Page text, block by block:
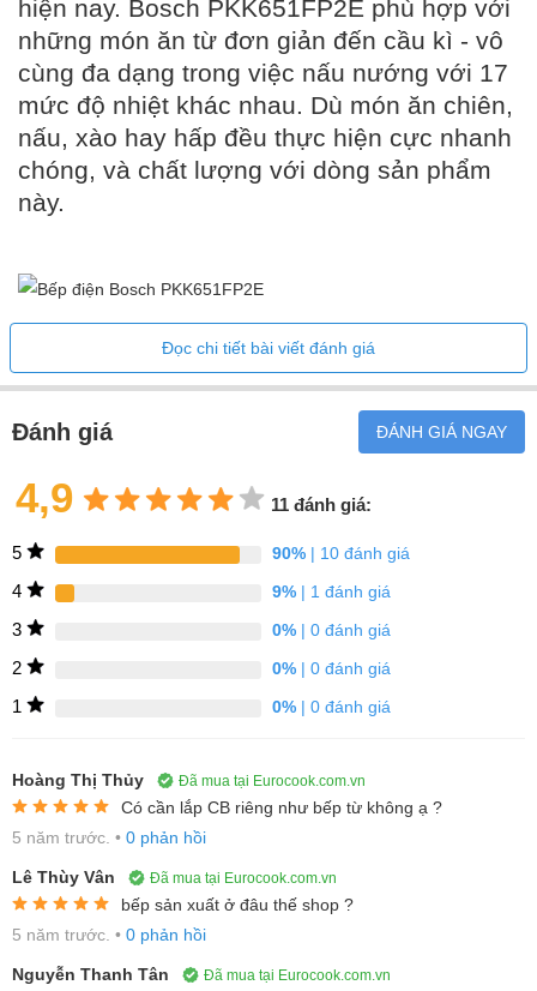
hiện nay. Bosch PKK651FP2E phù hợp với
những món ăn từ đơn giản đến cầu kì - vô
cùng đa dạng trong việc nấu nướng với 17
mức độ nhiệt khác nhau. Dù món ăn chiên,
nấu, xào hay hấp đều thực hiện cực nhanh
chóng, và chất lượng với dòng sản phẩm
này.
Thiết kế âm bếp gọn nhẹ, kiểu dáng sang trọng
Gian bếp của bạn sẽ cực kỳ thoáng rộng, gọn gàng khi đặt dòng
sản phẩmbếp điện Bosch PKK651FP2E
dạng âm bếp, Bosch PKK651FP2E chỉ chiếm một diện tích rất
khiêm tốn, nhưng vô cùng tiện dụng, đa năng khi bạn muốn nấu
cả 3 món cùng một lúc. Cùng với đó, bếp sử dụng khung vỏ là
méo hay bị lệch sau nhiều năm sử dụng)
Đọc chi tiết bài viết đánh giá
Đánh giá ĐÁNH GIÁ NGAY
4,9 11 đánh giá:
5 90%| 10 đánh giá
4 9%| 1 đánh giá
3 0%| 0 đánh giá
2 0%| 0 đánh giá
1 0%| 0 đánh giá
Hoàng Thị Thủy Đã mua tại Eurocook.com.vn
Có cần lắp CB riêng như bếp từ không ạ ?
5 năm trước. • 0 phản hồi
Lê Thùy Vân Đã mua tại Eurocook.com.vn
bếp sản xuất ở đâu thế shop ?
5 năm trước. • 0 phản hồi
Nguyễn Thanh Tân Đã mua tại Eurocook.com.vn